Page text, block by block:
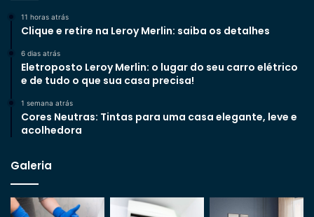
11 horas atrás
Clique e retire na Leroy Merlin: saiba os detalhes
6 dias atrás
Eletroposto Leroy Merlin: o lugar do seu carro elétrico
e de tudo o que sua casa precisa!
1 semana atrás
Cores Neutras: Tintas para uma casa elegante, leve e
acolhedora
Galeria